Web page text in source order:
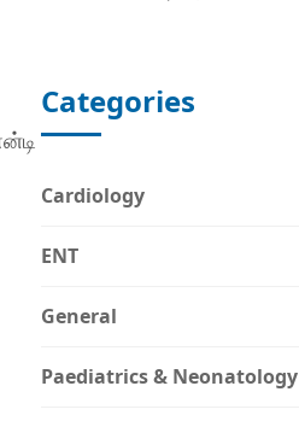
Categories
Cardiology
ENT
General
Paediatrics & Neonatology